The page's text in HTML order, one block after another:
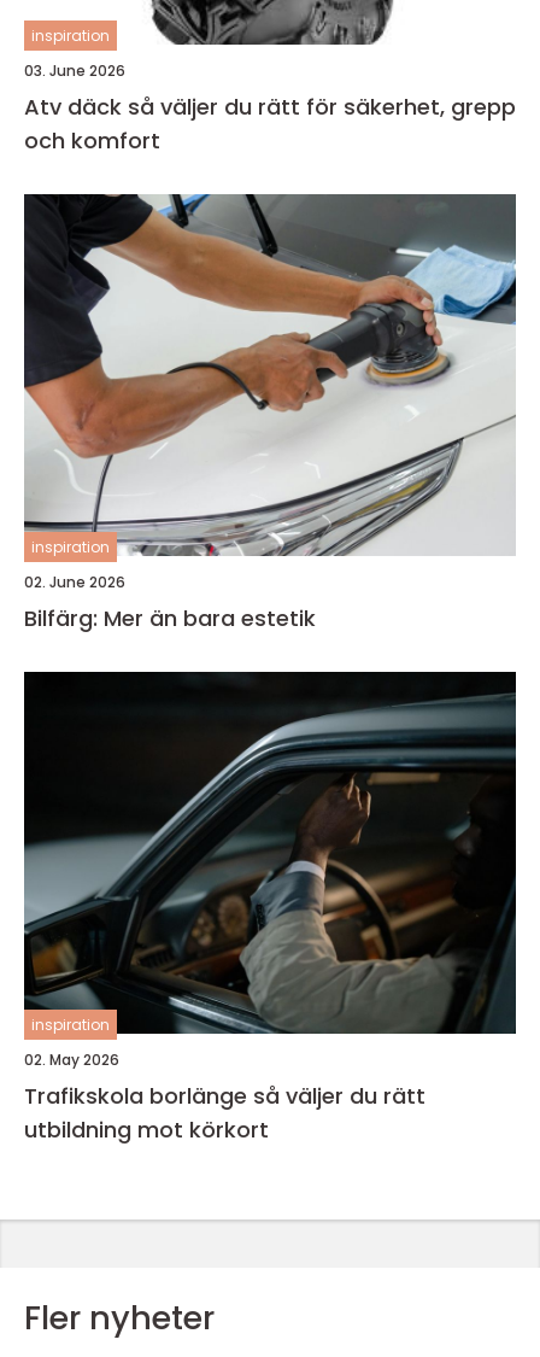
inspiration
03. June 2026
Atv däck så väljer du rätt för säkerhet, grepp
och komfort
inspiration
02. June 2026
Bilfärg: Mer än bara estetik
inspiration
02. May 2026
Trafikskola borlänge så väljer du rätt
utbildning mot körkort
Fler nyheter